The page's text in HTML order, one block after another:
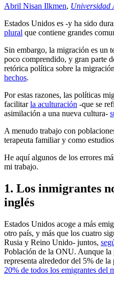
Abril Nisan Ilkmen, Universidad
Estados Unidos es -y ha sido
plural que contiene grandes
Sin embargo, la migración es un
poco comprendido, y gran parte
retórica política sobre la migración
hechos.
Por estas razones, las políticas
facilitarla aculturación -que se
asimilación a una nueva cultura-
A menudo trabajo con
terapeuta familiar y como
He aquí algunos de los errores
mi trabajo.
1. Los inmigrantes
inglés
Estados Unidos acoge a más
otro país, y más que los cuatro
Rusia y Reino Unido- juntos,
Población de la ONU. Aunque la
representa alrededor del 5% de
20% de todos los emigrantes del